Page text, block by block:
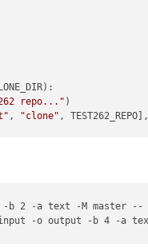
repo..." )
, "clone" ,
inside one of the ES5
b 2 -a text -M master
-i input -o output -b 4